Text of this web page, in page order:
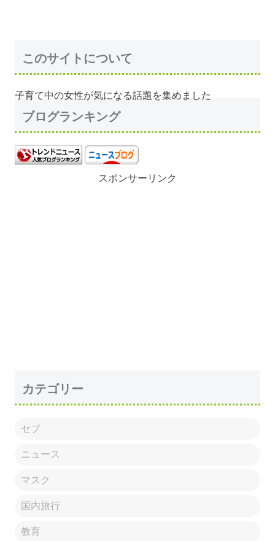
このサイトについて
子育て中の女性が気になる話題を集めました
ブログランキング
スポンサーリンク
カテゴリー
セブ
ニュース
マスク
国内旅行
教育